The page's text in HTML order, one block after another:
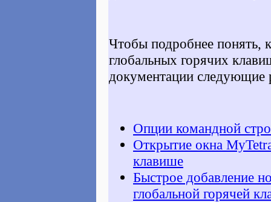
Чтобы подробнее понять,
глобальных горячих
документации следующие
Опции командной
Открытие окна
клавише
Быстрое добавление
глобальной горячей